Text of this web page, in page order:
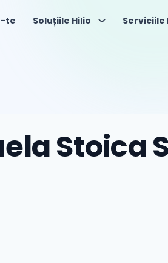
te Soluțiile Hilio Serviciile
Stoica